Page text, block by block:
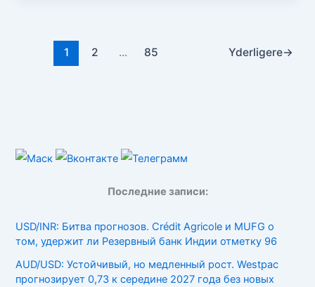
1 2 ... 85 Yderligere→
Последние записи:
USD/INR: Битва прогнозов. Crédit Agricole и MUFG о
том, удержит ли Резервный банк Индии отметку 96
AUD/USD: Устойчивый, но медленный рост. Westpac
прогнозирует 0,73 к середине 2027 года без новых